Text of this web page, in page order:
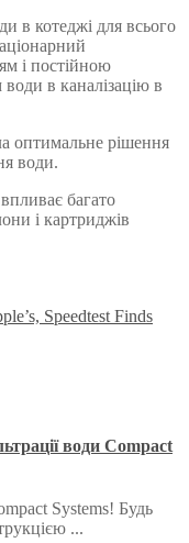
в котеджі для всього
і постійною
в каналізацію в
оптимальне рішення
води.
багато
і картриджів
Speedtest Finds
води Compact
Systems! Будь
...